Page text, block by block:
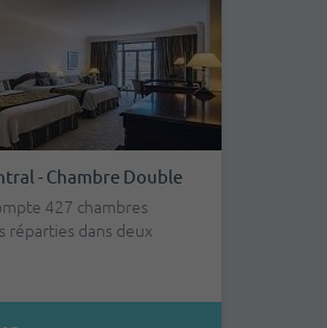
De Cuba - Chambre
de 426 chambres très
et entièrement équipées